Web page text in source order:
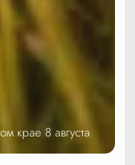
крае 8 августа